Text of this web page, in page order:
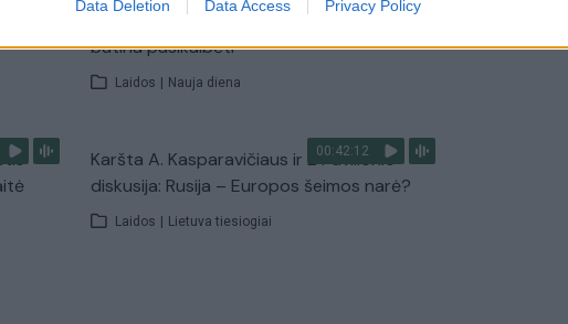
Data Deletion Data Access Privacy Policy
vaikų teisių tarnybos primena: štai apie ką
būtina pasikalbėti
Laidos | Nauja diena
00:42:12
Karšta A. Kasparavičiaus ir Ž Pavilionio
diskusija: Rusija – Europos šeimos narė?
Laidos | Lietuva tiesiogiai